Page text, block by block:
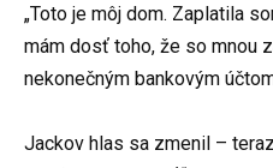
„Toto je môj dom. Zaplatila
mám dosť toho, že so mnou
nekonečným bankovým
Jackov hlas sa zmenil –